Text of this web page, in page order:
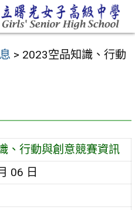
> 2023空品知識、行動
、行動與創意競賽資訊
06 日